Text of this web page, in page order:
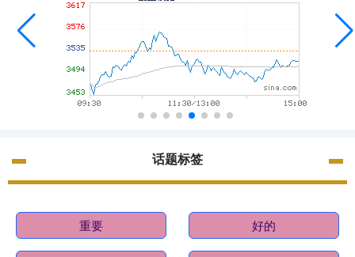
话题标签
重要 好的